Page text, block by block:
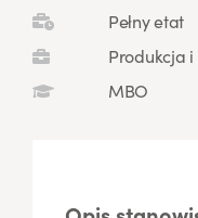
Pełny etat
Produkcja i
MBO